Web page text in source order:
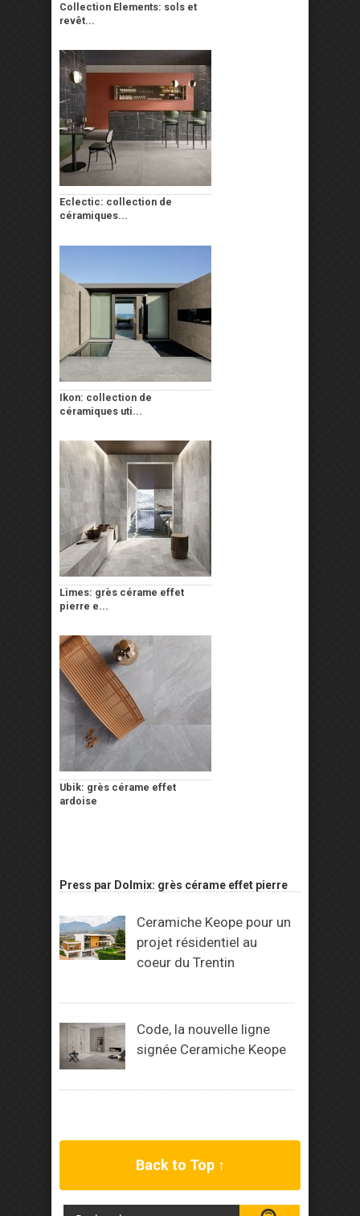
Collection Elements: sols et
revêt...
Eclectic: collection de
céramiques...
Ikon: collection de
céramiques uti...
Limes: grès cérame effet
pierre e...
Ubik: grès cérame effet
ardoise
Press par Dolmix: grès cérame effet pierre
Ceramiche Keope pour un
projet résidentiel au
coeur du Trentin
Code, la nouvelle ligne
signée Ceramiche Keope
Back to Top ↑